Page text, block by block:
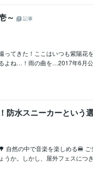
～
記事
ってきた！ここはいつも紫陽花
よね…！雨の曲を…2017年6月
防水スニーカーという
自然の中で音楽を楽しめる🍔
うか。しかし、屋外フェスにつ